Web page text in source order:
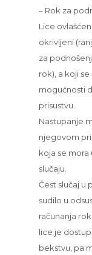
– Rok za
Lice
okrivljeni
za
rok), a koji
mogućnosti
prisustvu.
Nastupanje
njegovom
koja se
slučaju.
Čest slučaj u
sudilo u
računanja
lice je
bekstvu, pa